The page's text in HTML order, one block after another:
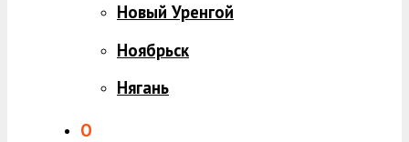
Новый Уренгой
Ноябрьск
Нягань
О